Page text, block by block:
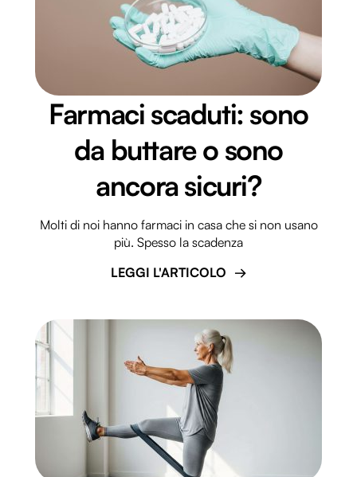
Farmaci scaduti: sono
da buttare o sono
ancora sicuri?
Molti di noi hanno farmaci in casa che si non usano
più. Spesso la scadenza
LEGGI L'ARTICOLO